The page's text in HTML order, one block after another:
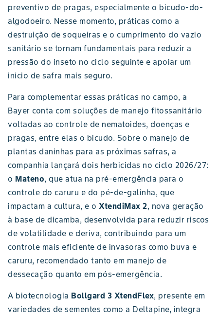
preventivo de pragas, especialmente o bicudo-do-
algodoeiro. Nesse momento, práticas como a
destruição de soqueiras e o cumprimento do vazio
sanitário se tornam fundamentais para reduzir a
pressão do inseto no ciclo seguinte e apoiar um
início de safra mais seguro.
Para complementar essas práticas no campo, a
Bayer conta com soluções de manejo fitossanitário
voltadas ao controle de nematoides, doenças e
pragas, entre elas o bicudo. Sobre o manejo de
plantas daninhas para as próximas safras, a
companhia lançará dois herbicidas no ciclo 2026/27:
o Mateno, que atua na pré-emergência para o
controle do caruru e do pé-de-galinha, que
impactam a cultura, e o XtendiMax 2, nova geração
à base de dicamba, desenvolvida para reduzir riscos
de volatilidade e deriva, contribuindo para um
controle mais eficiente de invasoras como buva e
caruru, recomendado tanto em manejo de
dessecação quanto em pós-emergência.
A biotecnologia Bollgard 3 XtendFlex, presente em
variedades de sementes como a Deltapine, integra